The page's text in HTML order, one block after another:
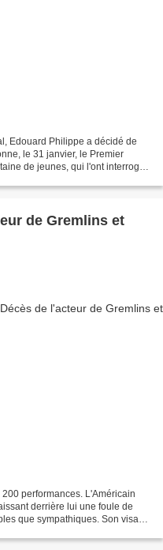
Edouard Philippe a décidé de
le 31 janvier, le Premier
de jeunes, qui l'ont interrogé
de Gremlins et
performances. L'Américain
derrière lui une foule de
que sympathiques. Son visage